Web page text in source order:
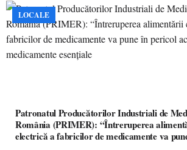
LOCALE
Patronatul Producătorilor Industriali de
România (PRIMER): “Întreruperea
electrică a fabricilor de medicamente va